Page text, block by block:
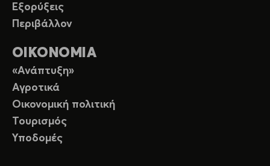
Εξορύξεις
Περιβάλλον
ΟΙΚΟΝΟΜΙΑ
«Ανάπτυξη»
Αγροτικά
Οικονομική πολιτική
Τουρισμός
Υποδομές